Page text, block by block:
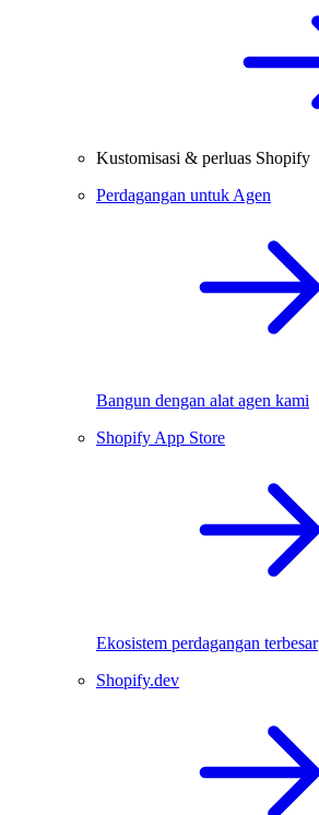
Kustomisasi & perluas Shopify
Perdagangan untuk Agen
Bangun dengan alat agen kami
Shopify App Store
Ekosistem perdagangan terbesar
Shopify.dev